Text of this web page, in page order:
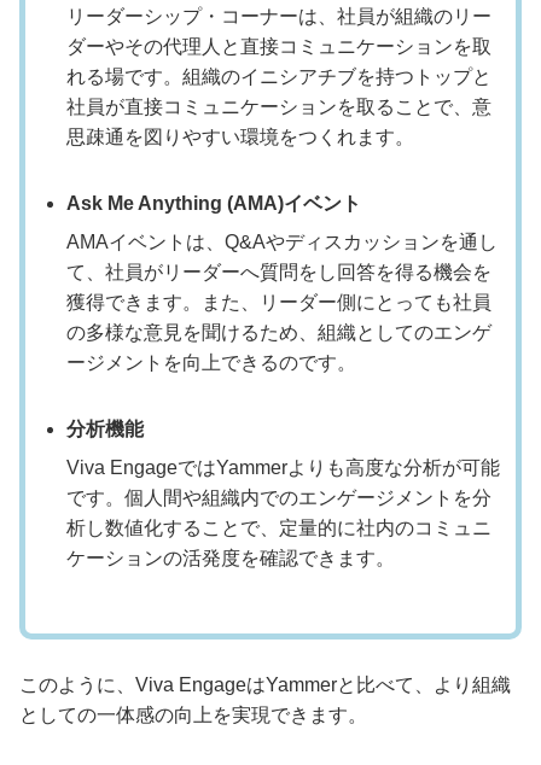
リーダーシップ・コーナーは、社員が組織のリー
ダーやその代理人と直接コミュニケーションを取
れる場です。組織のイニシアチブを持つトップと
社員が直接コミュニケーションを取ることで、意
思疎通を図りやすい環境をつくれます。
Ask Me Anything (AMA)イベント
AMAイベントは、Q&Aやディスカッションを通し
て、社員がリーダーへ質問をし回答を得る機会を
獲得できます。また、リーダー側にとっても社員
の多様な意見を聞けるため、組織としてのエンゲ
ージメントを向上できるのです。
分析機能
Viva EngageではYammerよりも高度な分析が可能
です。個人間や組織内でのエンゲージメントを分
析し数値化することで、定量的に社内のコミュニ
ケーションの活発度を確認できます。
このように、Viva EngageはYammerと比べて、より組織
としての一体感の向上を実現できます。